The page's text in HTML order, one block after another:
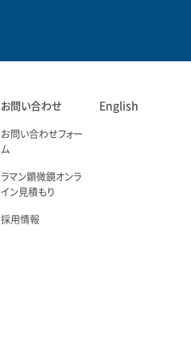
お問い合わせ
お問い合わせフォー
ム
ラマン顕微鏡オンラ
イン見積もり
採用情報
English